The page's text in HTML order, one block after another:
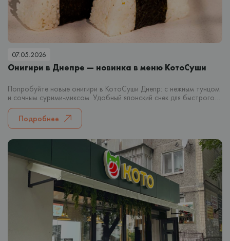
07.05.2026
Онигири в Днепре — новинка в меню КотоСуши
Попробуйте новые онигири в КотоСуши Днепр: с нежным тунцом
и сочным сурими-миксом. Удобный японский снек для быстрого
перекуса или заказа домой.
Подробнее